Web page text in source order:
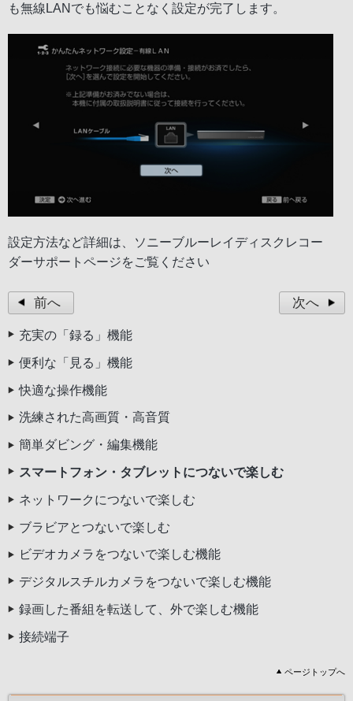
も無線LANでも悩むことなく設定が完了します。
設定方法など詳細は、
ソニーブルーレイディスクレコー
ダーサポートページをご覧ください
前へ 次へ
充実の「録る」機能
便利な「見る」機能
快適な操作機能
洗練された高画質・高音質
簡単ダビング・編集機能
スマートフォン・タブレットにつないで楽しむ
ネットワークにつないで楽しむ
ブラビアとつないで楽しむ
ビデオカメラをつないで楽しむ機能
デジタルスチルカメラをつないで楽しむ機能
録画した番組を転送して、外で楽しむ機能
接続端子
ページトップへ